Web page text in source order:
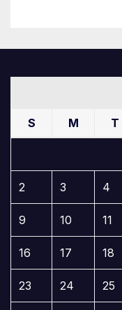
S M T
2 3 4
9 10 11
16 17 18
23 24 25